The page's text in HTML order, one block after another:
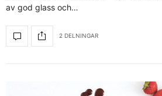
av god glass och…
2 DELNINGAR